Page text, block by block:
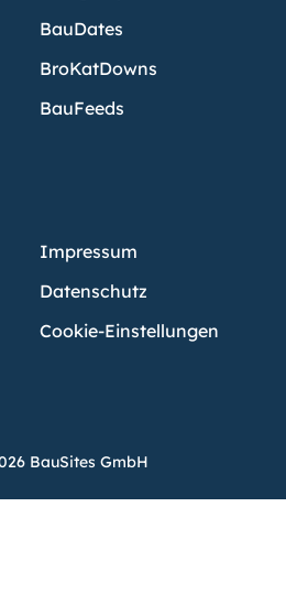
BauDates
BroKatDowns
BauFeeds
Impressum
Datenschutz
Cookie-Einstellungen
BauSites GmbH